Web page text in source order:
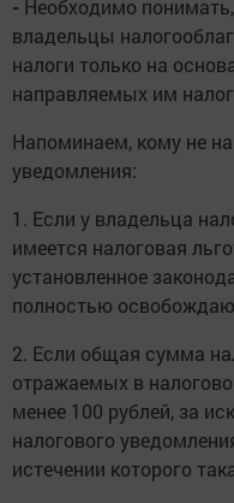
- Необходимо
владельцы
налоги только на
направляемых им
Напоминаем, кому не
уведомления:
1. Если у владельца
имеется налоговая
установленное
полностью
2. Если общая сумма
отражаемых в
менее 100 рублей, за
налогового
истечении которого